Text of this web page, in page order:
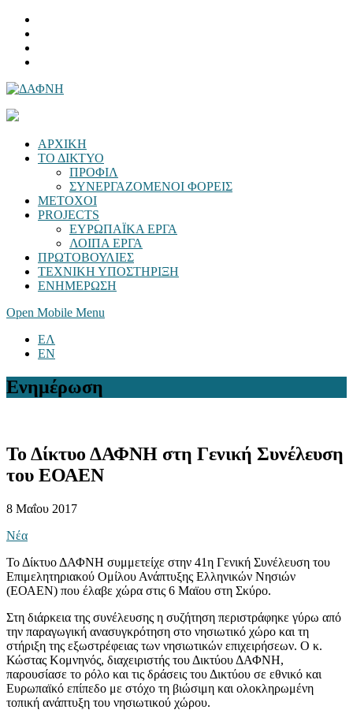
ΑΡΧΙΚΗ
ΤΟ ΔΙΚΤΥΟ
ΠΡΟΦΙΛ
ΣΥΝΕΡΓΑΖΟΜΕΝΟΙ ΦΟΡΕΙΣ
ΜΕΤΟΧΟΙ
PROJECTS
ΕΥΡΩΠΑΪΚΑ ΕΡΓΑ
ΛΟΙΠΑ ΕΡΓΑ
ΠΡΩΤΟΒΟΥΛΙΕΣ
ΤΕΧΝΙΚΗ ΥΠΟΣΤΗΡΙΞΗ
ΕΝΗΜΕΡΩΣΗ
Open Mobile Menu
ΕΛ
EN
Ενημέρωση
Το Δίκτυο ΔΑΦΝΗ στη Γενική Συνέλευση
του ΕΟΑΕΝ
8 Μαΐου 2017
Νέα
Το Δίκτυο ΔΑΦΝΗ συμμετείχε στην 41η Γενική Συνέλευση του
Επιμελητηριακού Ομίλου Ανάπτυξης Ελληνικών Νησιών
(ΕΟΑΕΝ) που έλαβε χώρα στις 6 Μαϊου στη Σκύρο.
Στη διάρκεια της συνέλευσης η συζήτηση περιστράφηκε γύρω από
την παραγωγική ανασυγκρότηση στο νησιωτικό χώρο και τη
στήριξη της εξωστρέφειας των νησιωτικών επιχειρήσεων. Ο κ.
Κώστας Κομνηνός, διαχειριστής του Δικτύου ΔΑΦΝΗ,
παρουσίασε το ρόλο και τις δράσεις του Δικτύου σε εθνικό και
Ευρωπαϊκό επίπεδο με στόχο τη βιώσιμη και ολοκληρωμένη
τοπική ανάπτυξη του νησιωτικού χώρου.